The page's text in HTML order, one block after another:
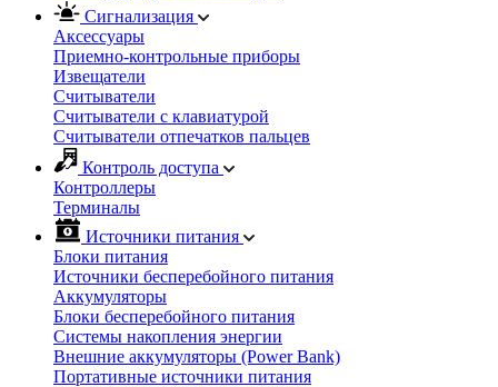
Сигнализация
Аксессуары
Приемно-контрольные приборы
Извещатели
Считыватели
Cчитыватели с клавиатурой
Cчитыватели отпечатков пальцев
Контроль доступа
Контроллеры
Терминалы
Источники питания
Блоки питания
Источники бесперебойного питания
Аккумуляторы
Блоки бесперебойного питания
Системы накопления энергии
Внешние аккумуляторы (Power Bank)
Портативные источники питания